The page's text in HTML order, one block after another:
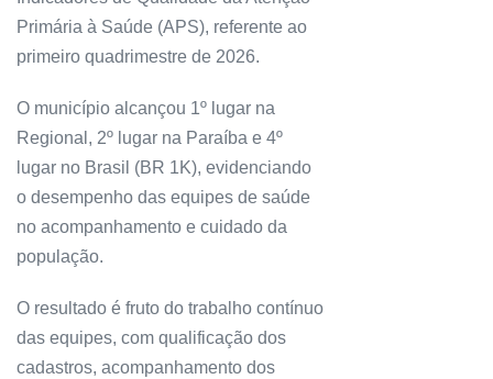
Primária à Saúde (APS), referente ao
primeiro quadrimestre de 2026.
O município alcançou 1º lugar na
Regional, 2º lugar na Paraíba e 4º
lugar no Brasil (BR 1K), evidenciando
o desempenho das equipes de saúde
no acompanhamento e cuidado da
população.
O resultado é fruto do trabalho contínuo
das equipes, com qualificação dos
cadastros, acompanhamento dos